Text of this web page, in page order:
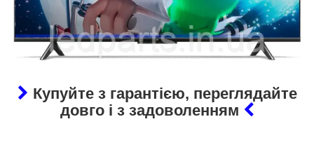
Купуйте з гарантією, переглядайте
довго і з задоволенням